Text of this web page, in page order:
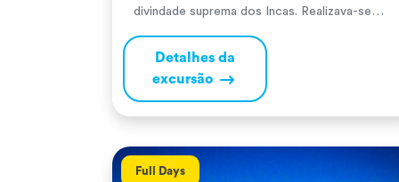
divindade suprema dos Incas. Realizava-se
sul (24 de junho) para agradecer pelas
agrícola. Durante a cerimónia, o Inca e a sua
comitiva realizavam oferendas […]
Detalhes da
excursão
Full Days